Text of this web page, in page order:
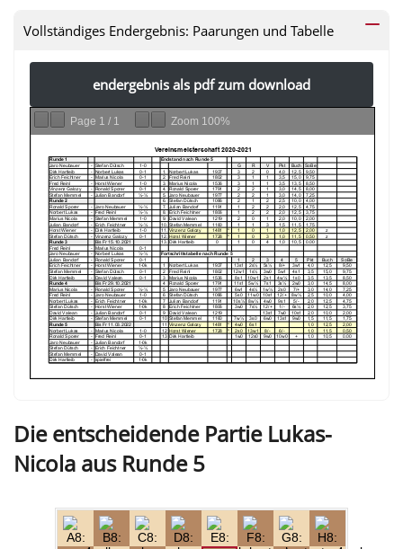
Vollständiges Endergebnis: Paarungen und Tabelle
endergebnis als pdf zum download
Page 1 / 1 Zoom 100%
Die entscheidende Partie Lukas-
Nicola aus Runde 5